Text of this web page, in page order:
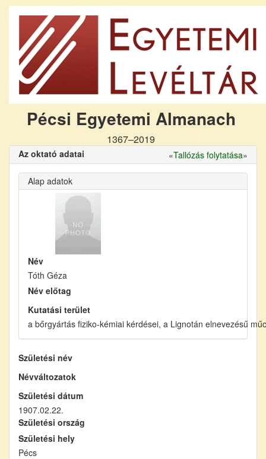
Pécsi Egyetemi Almanach
1367–2019
Az oktató adatai «Tallózás folytatása»
Alap adatok
Név
Tóth Géza
Név előtag
Kutatási terület
a bőrgyártás fiziko-kémiai kérdései, a Lignotán elnevezésű
Születési név
Névváltozatok
Születési dátum
1907.02.22.
Születési ország
Születési hely
Pécs